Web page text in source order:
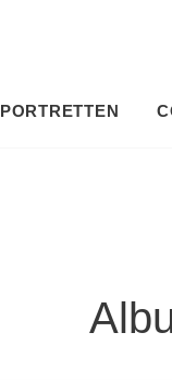
PORTRETTEN